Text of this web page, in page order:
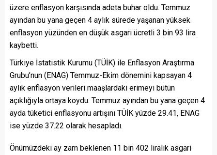
üzere enflasyon karşısında adeta buhar oldu. Temmuz
ayından bu yana geçen 4 aylık sürede yaşanan yüksek
enflasyon yüzünden en düşük asgari ücretli 3 bin 93 lira
kaybetti.
Türkiye İstatistik Kurumu (TÜİK) ile Enflasyon Araştırma
Grubu’nun (ENAG) Temmuz-Ekim dönemini kapsayan 4
aylık enflasyon verileri maaşlardaki erimeyi bütün
açıklığıyla ortaya koydu. Temmuz ayından bu yana geçen 4
ayda tüketici enflasyonu artışını TÜİK yüzde 29.41, ENAG
ise yüzde 37.22 olarak hesapladı.
Önümüzdeki ay zam beklenen 11 bin 402 liralık asgari